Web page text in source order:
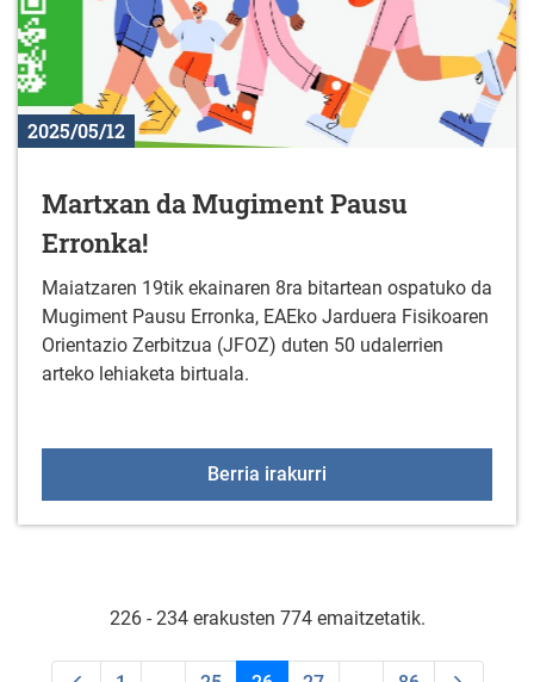
2025/05/12
Martxan da Mugiment Pausu
Erronka!
Maiatzaren 19tik ekainaren 8ra bitartean ospatuko da
Mugiment Pausu Erronka, EAEko Jarduera Fisikoaren
Orientazio Zerbitzua (JFOZ) duten 50 udalerrien
arteko lehiaketa birtuala.
Berria irakurri
226 - 234 erakusten 774 emaitzetatik.